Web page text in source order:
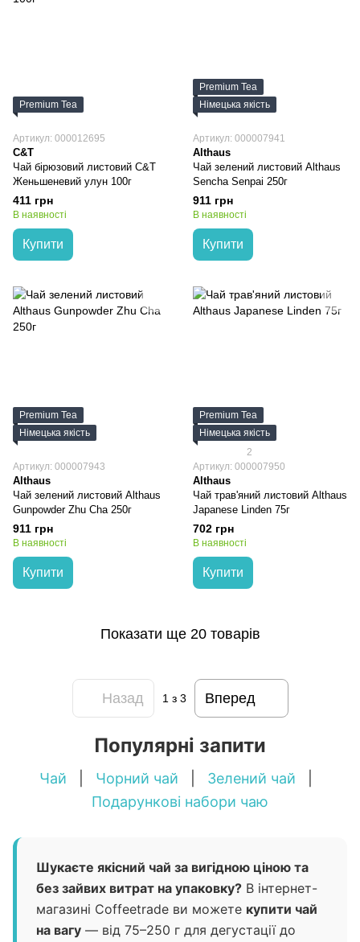
Premium Tea
Артикул: 000012695
C&T
Чай бірюзовий листовий C&T
Женьшеневий улун 100г
411 грн
В наявності
Купити
Premium Tea
Німецька якість
Артикул: 000007941
Althaus
Чай зелений листовий Althaus
Sencha Senpai 250г
911 грн
В наявності
Купити
Premium Tea
Німецька якість
Артикул: 000007943
Althaus
Чай зелений листовий Althaus
Gunpowder Zhu Cha 250г
911 грн
В наявності
Купити
Premium Tea
Німецька якість
2
Артикул: 000007950
Althaus
Чай трав'яний листовий Althaus
Japanese Linden 75г
702 грн
В наявності
Купити
Показати ще 20 товарів
Назад 1 з 3 Вперед
Шукаєте якісний чай за вигідною ціною та
без зайвих витрат на упаковку? В інтернет-
магазині Coffeetrade ви можете купити чай
на вагу — від 75–250 г для дегустації до
Популярні запити
Чай Чорний чай Зелений чай
Подарункові набори чаю